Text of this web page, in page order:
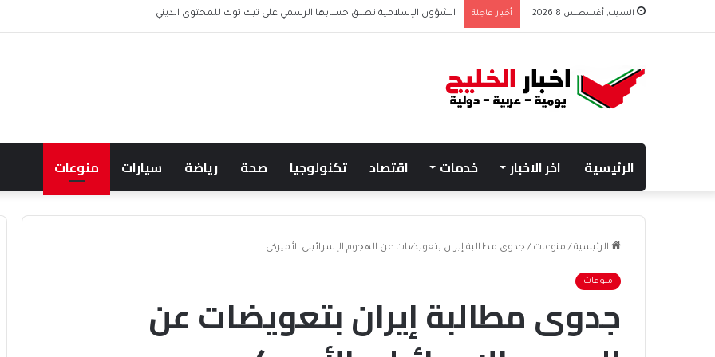
السبت, أغسطس 8 2026 أخبار عاجلة الشؤون الإسلامية تطلق حسابها الرسمي على تيك توك للمحتوى الديني
الرئيسية اخر الاخبار خدمات اقتصاد تكنولوجيا صحة رياضة سيارات منوعات
الرئيسية / منوعات / جدوى مطالبة إيران بتعويضات عن الهجوم الإسرائيلي الأميركي
منوعات
جدوى مطالبة إيران بتعويضات عن